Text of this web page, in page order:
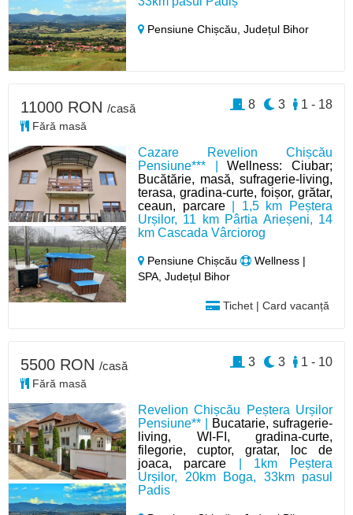
Pensiune Chișcău,Județul Bihor
Cazare Revelion Chișcău
Pensiune*** |Wellness: Ciubar;
Bucătărie, masă, sufragerie-living,
terasa, gradina-curte, foișor, grătar,
ceaun, parcare| 1,5 km Peștera
Urșilor, 11 km Pârtia Arieșeni, 14
km Cascada Vârciorog
Pensiune Chișcău
Wellness |
SPA, Județul Bihor
Tichet | Card vacanță
11000 RON /casă
Fără masă
1 - 18
3
8
Revelion Chișcău Peștera Urșilor
Pensiune** |
Bucatarie, sufragerie-
living, WI-FI, gradina-curte,
filegorie, cuptor, gratar, loc de
joaca, parcare | 1km Peștera
Urșilor, 20km Boga, 33km pasul
Padis
5500 RON /casă
Fără masă
1 - 10
3
3